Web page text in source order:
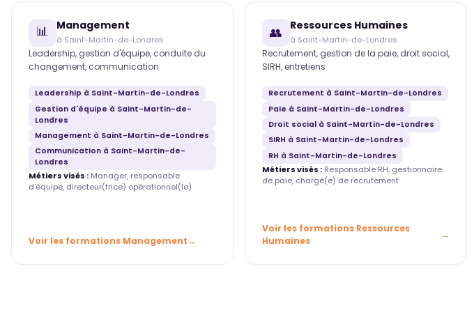
📊 Management
à Saint-Martin-de-Londres
Leadership, gestion d'équipe, conduite du
changement, communication
Leadership à Saint-Martin-de-Londres
Gestion d'équipe à Saint-Martin-de-
Londres
Management à Saint-Martin-de-Londres
Communication à Saint-Martin-de-
Londres
Métiers visés : Manager, responsable
d'équipe, directeur(trice) opérationnel(le)
Voir les formations Management
👥 Ressources Humaines
à Saint-Martin-de-Londres
Recrutement, gestion de la paie, droit social,
SIRH, entretiens
Recrutement à Saint-Martin-de-Londres
Paie à Saint-Martin-de-Londres
Droit social à Saint-Martin-de-Londres
SIRH à Saint-Martin-de-Londres
RH à Saint-Martin-de-Londres
Métiers visés : Responsable RH, gestionnaire
de paie, chargé(e) de recrutement
Voir les formations Ressources
Humaines